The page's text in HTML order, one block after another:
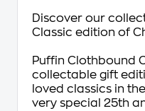
Discover our
Classic edition of
Puffin Clothbound
collectable gift
loved classics in
very special 25th